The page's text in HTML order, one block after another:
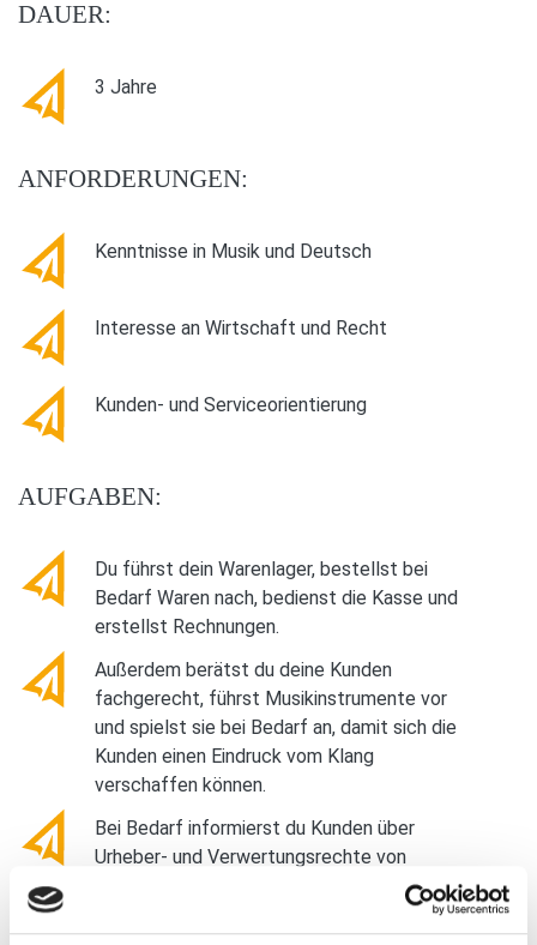
DAUER:
3 Jahre
ANFORDERUNGEN:
Kenntnisse in Musik und Deutsch
Interesse an Wirtschaft und Recht
Kunden- und Serviceorientierung
AUFGABEN:
Du führst dein Warenlager, bestellst bei
Bedarf Waren nach, bedienst die Kasse und
erstellst Rechnungen.
Außerdem berätst du deine Kunden
fachgerecht, führst Musikinstrumente vor
und spielst sie bei Bedarf an, damit sich die
Kunden einen Eindruck vom Klang
verschaffen können.
Bei Bedarf informierst du Kunden über
Urheber- und Verwertungsrechte von
Musiktiteln, CDs oder auch Notenmaterial.
Du behältst aktuelle Entwicklungen auf dem